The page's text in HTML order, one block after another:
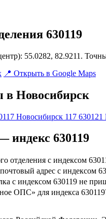
630119
55.0282, 82.9211.
📍 Открыть в Google Maps
в Новосибирск
Новосибирск 117 630121
индекс 630119
отделения с индексом
адрес с индексом
с индексом 630119 не
ОПС» для индекса